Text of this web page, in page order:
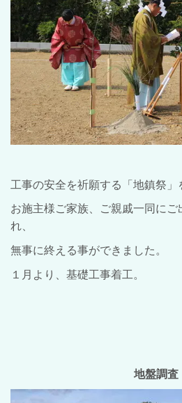
工事の安全を祈願する「地鎮祭」
お施主様ご家族、ご親戚一同にご
れ、
無事に終える事ができました。
１月より、基礎工事着工。
地盤調査